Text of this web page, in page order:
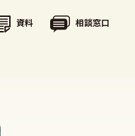
資料 相談窓口